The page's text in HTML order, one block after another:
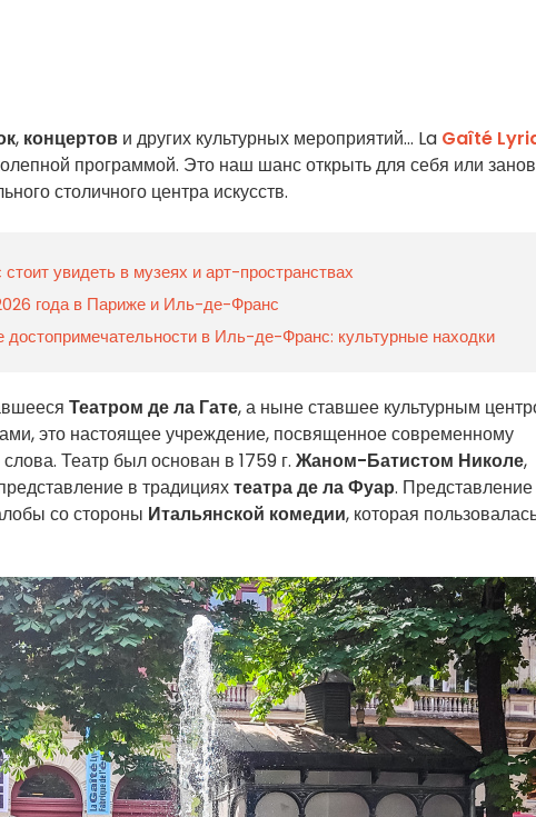
, концертов и других культурных мероприятий... La Gaîté
программой. Это наш шанс открыть для себя или
столичного центра искусств.
увидеть в музеях и арт-пространствах
года в Париже и Иль-де-Франс
в Иль-де-Франс: культурные находки
Театром де ла Гате, а ныне ставшее культурным
это настоящее учреждение, посвященное современному
Театр был основан в 1759 г. Жаном-Батистом Николе,
в традицияхтеатра де ла Фуар. Представление
со стороны Итальянской комедии, которая